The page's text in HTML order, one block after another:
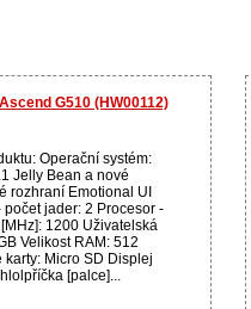
G510 (HW00112)
Operační systém:
Jelly Bean a nové
rozhraní Emotional UI
počet jader: 2 Procesor -
1200 Uživatelská
Velikost RAM: 512
karty: Micro SD Displej
[palce]...